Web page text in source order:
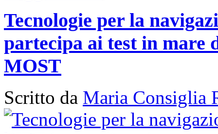
Tecnologie per la
partecipa ai test in mare
MOST
Scritto da Maria Consiglia